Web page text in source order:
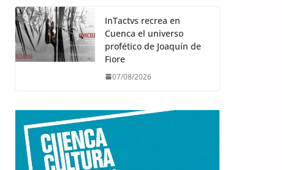
InTactvs recrea en
Cuenca el universo
profético de Joaquín de
Fiore
07/08/2026